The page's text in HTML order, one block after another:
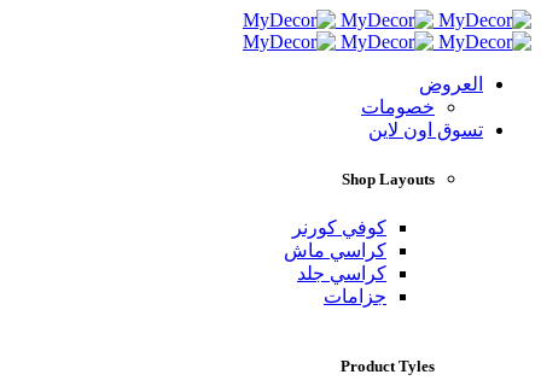
العروض
خصومات
تسوق اون لاين
Shop Layouts
كوفي كورنر
كراسي ماش
كراسي جلد
جزامات
Product Tyles